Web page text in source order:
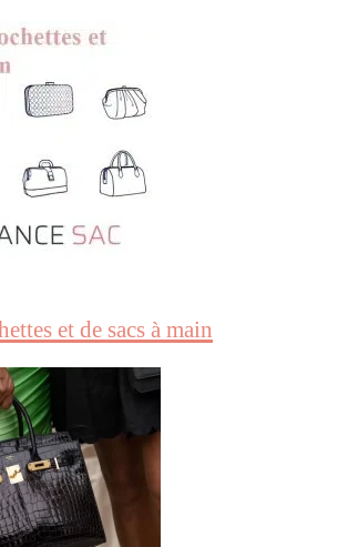
et de sacs à main